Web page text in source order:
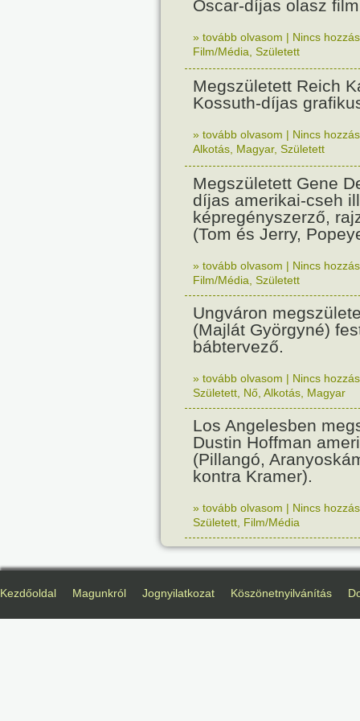
Oscar-díjas olasz
» tovább olvasom | Nincs
Film/Média Született
Megszületett Reich
Kossuth-díjas
» tovább olvasom | Nincs
Alkotás Magyar, Született
Megszületett Gene
díjas amerikai-cseh
képregényszerző,
(Tom és Jerry,
» tovább olvasom | Nincs
Film/Média Született
Ungváron
(Majlát Györgyné)
bábtervező.
» tovább olvasom | Nincs
Született Nő Alkotás Magyar
Los Angelesben
Dustin Hoffman
(Pillangó,
kontra Kramer).
» tovább olvasom | Nincs
Született Film/Média
Kezdőoldal Magunkról Jognyilatkozat Köszönetnyilvánítás